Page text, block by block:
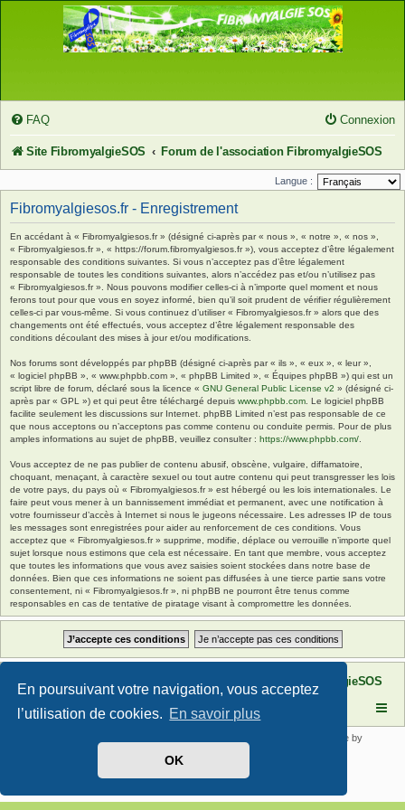
En poursuivant votre navigation, vous acceptez
l’utilisation de cookies. En savoir plus
OK
FAQ Connexion
Site FibromyalgieSOS Forum de l'association FibromyalgieSOS
Langue :
Fibromyalgiesos.fr - Enregistrement
En accédant à « Fibromyalgiesos.fr » (désigné ci-après par « nous », « notre », « nos »,
« Fibromyalgiesos.fr », « https://forum.fibromyalgiesos.fr »), vous acceptez d’être légalement
responsable des conditions suivantes. Si vous n’acceptez pas d’être légalement
responsable de toutes les conditions suivantes, alors n’accédez pas et/ou n’utilisez pas
« Fibromyalgiesos.fr ». Nous pouvons modifier celles-ci à n’importe quel moment et nous
ferons tout pour que vous en soyez informé, bien qu’il soit prudent de vérifier régulièrement
celles-ci par vous-même. Si vous continuez d’utiliser « Fibromyalgiesos.fr » alors que des
changements ont été effectués, vous acceptez d’être légalement responsable des
conditions découlant des mises à jour et/ou modifications.
Nos forums sont développés par phpBB (désigné ci-après par « ils », « eux », « leur »,
« logiciel phpBB », « www.phpbb.com », « phpBB Limited », « Équipes phpBB ») qui est un
script libre de forum, déclaré sous la licence « GNU General Public License v2 » (désigné ci-
après par « GPL ») et qui peut être téléchargé depuis www.phpbb.com . Le logiciel phpBB
facilite seulement les discussions sur Internet. phpBB Limited n’est pas responsable de ce
que nous acceptons ou n’acceptons pas comme contenu ou conduite permis. Pour de plus
amples informations au sujet de phpBB, veuillez consulter : https://www.phpbb.com/
Vous acceptez de ne pas publier de contenu abusif, obscène, vulgaire, diffamatoire,
choquant, menaçant, à caractère sexuel ou tout autre contenu qui peut transgresser les lois
de votre pays, du pays où « Fibromyalgiesos.fr » est hébergé ou les lois internationales. Le
faire peut vous mener à un bannissement immédiat et permanent, avec une notification à
votre fournisseur d’accès à Internet si nous le jugeons nécessaire. Les adresses IP de tous
les messages sont enregistrées pour aider au renforcement de ces conditions. Vous
acceptez que « Fibromyalgiesos.fr » supprime, modifie, déplace ou verrouille n’importe quel
sujet lorsque nous estimons que cela est nécessaire. En tant que membre, vous acceptez
que toutes les informations que vous avez saisies soient stockées dans notre base de
données. Bien que ces informations ne soient pas diffusées à une tierce partie sans votre
consentement, ni « Fibromyalgiesos.fr », ni phpBB ne pourront être tenus comme
responsables en cas de tentative de piratage visant à compromettre les données.
Site FibromyalgieSOS Forum de l'association FibromyalgieSOS
® Forum Software © phpBB Limited | SE Square by
Traduit par